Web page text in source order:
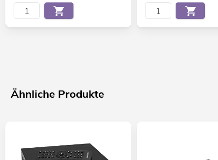
Ähnliche Produkte